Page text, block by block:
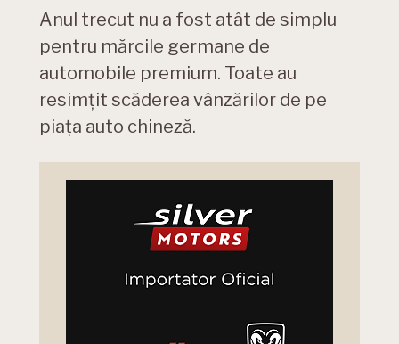
Anul trecut nu a fost atât de simplu
pentru mărcile germane de
automobile premium. Toate au
resimțit scăderea vânzărilor de pe
piața auto chineză.